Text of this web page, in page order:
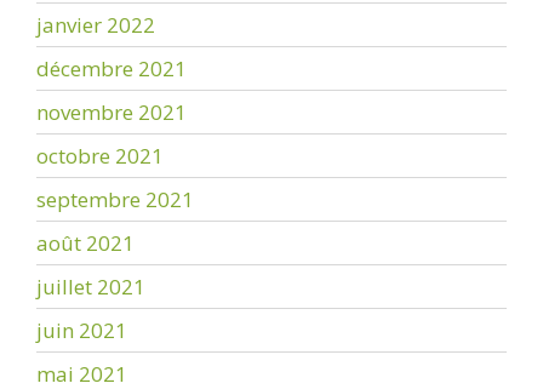
janvier 2022
décembre 2021
novembre 2021
octobre 2021
septembre 2021
août 2021
juillet 2021
juin 2021
mai 2021